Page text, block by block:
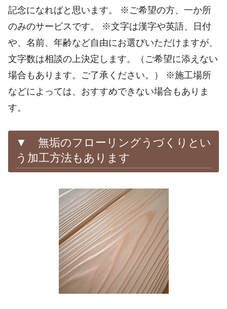
記念になればと思います。 ※ご希望の方、一か所
のみのサービスです。 ※文字は漢字や英語、日付
や、名前、年齢など自由にお選びいただけますが、
文字数は相談の上決定します。（ご希望に添えない
場合もあります。ご了承ください。） ※施工場所
などによっては、おすすめできない場合もありま
す。
▼ 無垢のフローリングうづくりとい
う加工方法もあります